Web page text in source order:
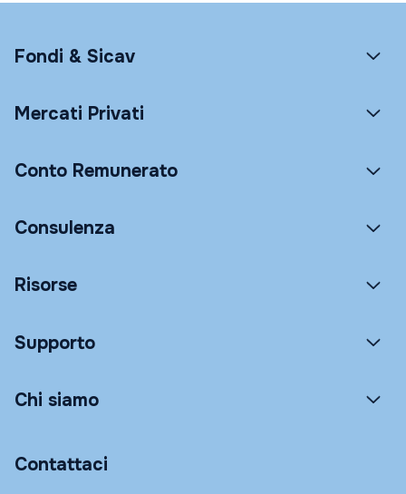
Fondi & Sicav
Mercati Privati
Conto Remunerato
Consulenza
Risorse
Supporto
Chi siamo
Contattaci